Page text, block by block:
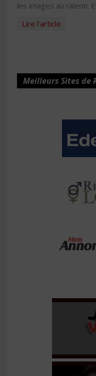
les images au ralenti.
Lire l'article
Meilleurs Sites de